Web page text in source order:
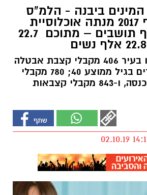
המינים ביבנה - הלמ"ס
מפרסם: בסוף 2017 מנתה אוכלוסיית
העיר 45.5 אלף תושבים – מתוכם 22.7
במועד האמור היו בעיר 406 מקבלי קצבת אבטלה
- מתוכם 163 גברים בגיל ממוצע 40; 780 מקבלי
קצבת אבטחת הכנסה, ו-843 מקבלי קצבאות